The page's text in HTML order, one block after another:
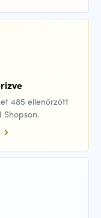
485 ellenőrzött